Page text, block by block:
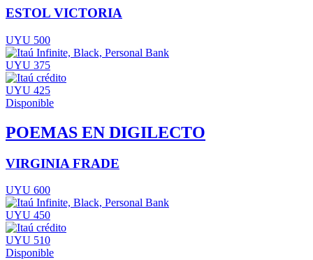
ESTOL VICTORIA
UYU 500
UYU 375
UYU 425
Disponible
POEMAS EN DIGILECTO
VIRGINIA FRADE
UYU 600
UYU 450
UYU 510
Disponible